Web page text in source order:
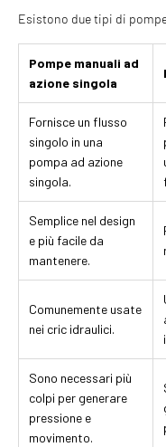
Esistono due tipi di
Pompe manuali ad
azione singola
Fornisce un flusso
singolo in una
pompa ad azione
singola.
Semplice nel design
e più facile da
mantenere.
Comunemente usate
nei cric idraulici.
Sono necessari più
colpi per generare
pressione e
movimento.